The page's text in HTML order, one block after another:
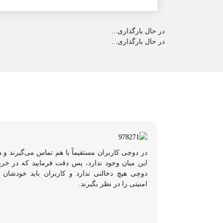
در حال بارگذاری...
در حال بارگذاری...
در دوچی کاربران مستقیماً با هم تماس می‌گیرند و
این میان وجود ندارد، پس دقت فرمایید که در
دوچی هیچ دخالتی ندارد و کاربران باید
امنیتی را در نظر بگیرند.